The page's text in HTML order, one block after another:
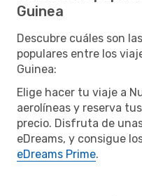
Guinea
Descubre cuáles son
populares entre los
Guinea:
Elige hacer tu viaje a
aerolíneas y reserva
precio. Disfruta de
eDreams, y consigue
eDreams Prime.